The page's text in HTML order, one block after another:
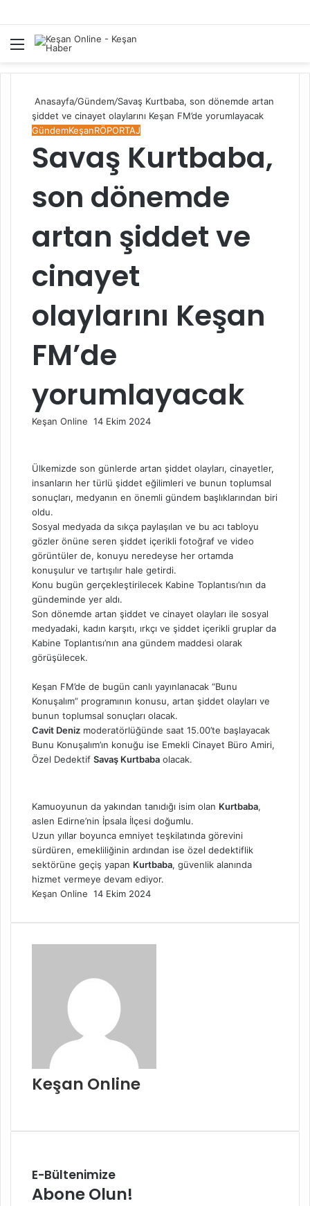
Menü
Anasayfa/Gündem/Savaş Kurtbaba, son dönemde artan
şiddet ve cinayet olaylarını Keşan FM’de yorumlayacak
GündemKeşanRÖPORTAJ
Savaş Kurtbaba,
son dönemde
artan şiddet ve
cinayet
olaylarını Keşan
FM’de
yorumlayacak
Keşan Online Bir
göndermek
14 Ekim 2024
Ülkemizde son günlerde artan şiddet olayları, cinayetler,
insanların her türlü şiddet eğilimleri ve bunun toplumsal
sonuçları, medyanın en önemli gündem başlıklarından biri
oldu.
Sosyal medyada da sıkça paylaşılan ve bu acı tabloyu
gözler önüne seren şiddet içerikli fotoğraf ve video
görüntüler de, konuyu neredeyse her ortamda
konuşulur ve tartışılır hale getirdi.
Konu bugün gerçekleştirilecek Kabine Toplantısı’nın da
gündeminde yer aldı.
Son dönemde artan şiddet ve cinayet olayları ile sosyal
medyadaki, kadın karşıtı, ırkçı ve şiddet içerikli gruplar da
Kabine Toplantısı’nın ana gündem maddesi olarak
görüşülecek.
Keşan FM’de de bugün canlı yayınlanacak “Bunu
Konuşalım” programının konusu, artan şiddet olayları ve
bunun toplumsal sonuçları olacak.
Cavit Deniz moderatörlüğünde saat 15.00’te başlayacak
Bunu Konuşalım’ın konuğu ise Emekli Cinayet Büro Amiri,
Özel Dedektif Savaş Kurtbaba olacak.
Kamuoyunun da yakından tanıdığı isim olan Kurtbaba,
aslen Edirne’nin İpsala İlçesi doğumlu.
Uzun yıllar boyunca emniyet teşkilatında görevini
sürdüren, emekliliğinin ardından ise özel dedektiflik
sektörüne geçiş yapan Kurtbaba, güvenlik alanında
hizmet vermeye devam ediyor.
Keşan Online Bir
posta
14 Ekim 2024
Keşan Online
E-Bültenimize
Abone Olun!